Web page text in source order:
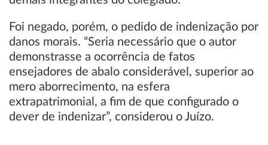
Foi negado, porém, o pedido de indenização por
danos morais. “Seria necessário que o autor
demonstrasse a ocorrência de fatos
ensejadores de abalo considerável, superior ao
mero aborrecimento, na esfera
extrapatrimonial, a fim de que configurado o
dever de indenizar”, considerou o Juízo.